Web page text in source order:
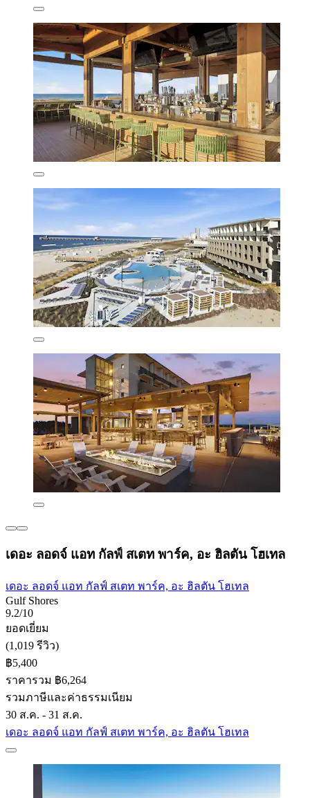
เดอะ ลอดจ์ แอท กัลฟ์ สเตท พาร์ค, อะ ฮิลตัน โฮเทล
เดอะ ลอดจ์ แอท กัลฟ์ สเตท พาร์ค, อะ ฮิลตัน โฮเทล
Gulf Shores
9.2/10
ยอดเยี่ยม
(1,019 รีวิว)
฿5,400
ราคารวม ฿6,264
รวมภาษีและค่าธรรมเนียม
30 ส.ค. - 31 ส.ค.
เดอะ ลอดจ์ แอท กัลฟ์ สเตท พาร์ค, อะ ฮิลตัน โฮเทล